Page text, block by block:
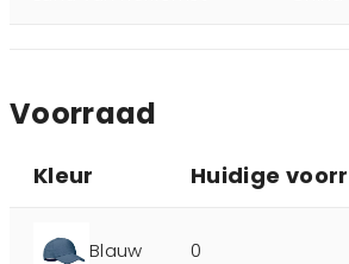
Voorraad
Kleur Huidige
Blauw 0